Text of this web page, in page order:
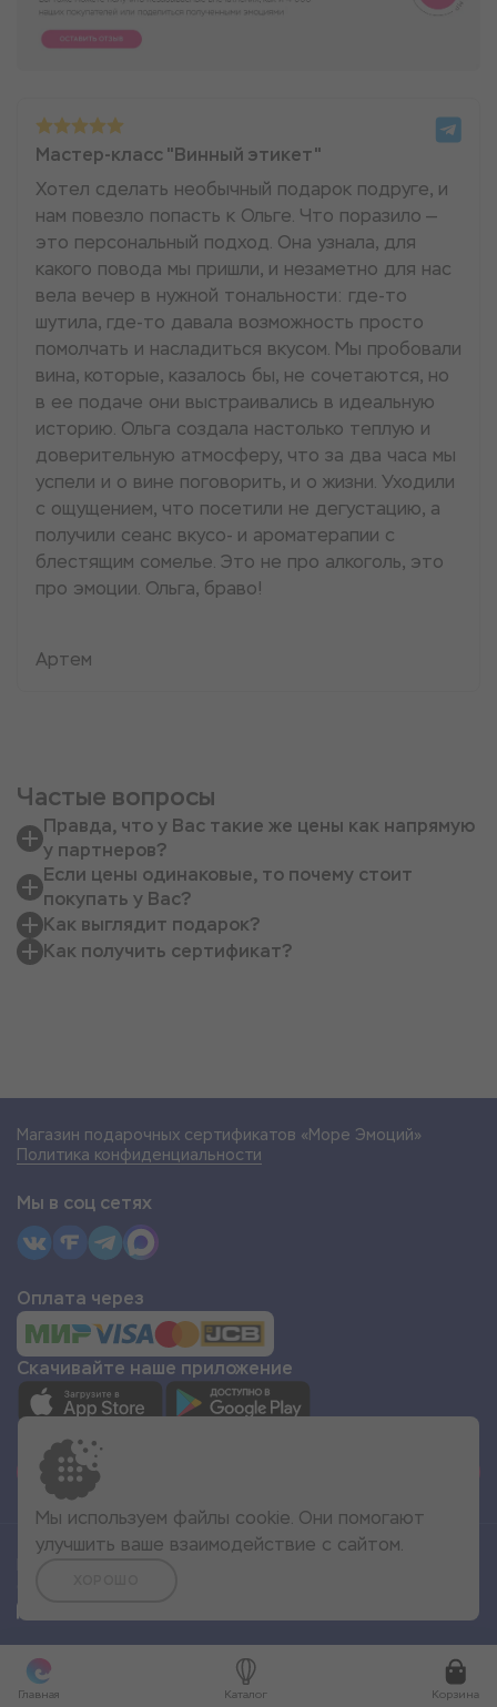
Мастер-класс "Винный этикет"
Хотел сделать необычный подарок подруге, и
нам повезло попасть к Ольге. Что поразило —
это персональный подход. Она узнала, для
какого повода мы пришли, и незаметно для нас
вела вечер в нужной тональности: где-то
шутила, где-то давала возможность просто
помолчать и насладиться вкусом. Мы пробовали
вина, которые, казалось бы, не сочетаются, но
в ее подаче они выстраивались в идеальную
историю. Ольга создала настолько теплую и
доверительную атмосферу, что за два часа мы
успели и о вине поговорить, и о жизни. Уходили
с ощущением, что посетили не дегустацию, а
получили сеанс вкусо- и ароматерапии с
блестящим сомелье. Это не про алкоголь, это
про эмоции. Ольга, браво!
Артем
Частые вопросы
Правда, что у Вас такие же цены как напрямую
у партнеров?
Если цены одинаковые, то почему стоит
покупать у Вас?
Как выглядит подарок?
Как получить сертификат?
Магазин подарочных сертификатов «Море Эмоций»
Политика конфиденциальности
Мы в соц сетях
Оплата через
Скачивайте наше приложение
Мы используем файлы cookie. Они помогают
улучшить ваше взаимодействие с сайтом.
Главная Каталог Корзина